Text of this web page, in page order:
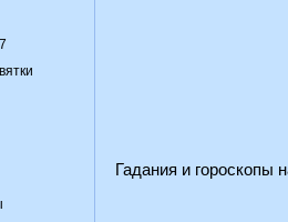
Гадания и гороскопы